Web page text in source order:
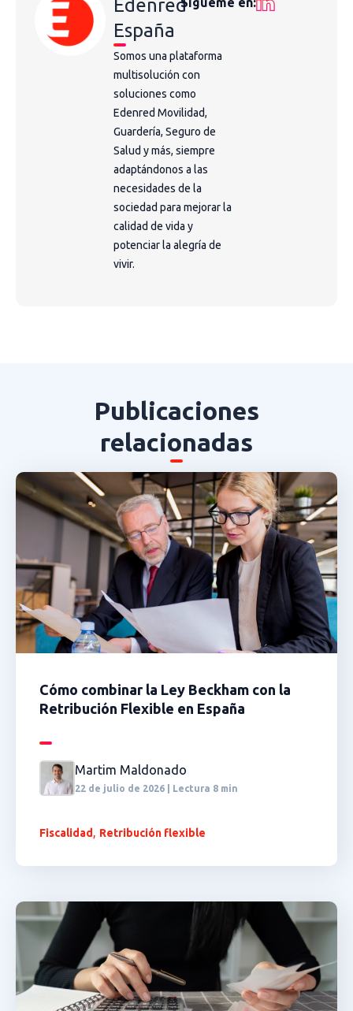
Edenred
España
Somos una plataforma
multisolución con
soluciones como
Edenred Movilidad,
Guardería, Seguro de
Salud y más, siempre
adaptándonos a las
necesidades de la
sociedad para mejorar la
calidad de vida y
potenciar la alegría de
vivir.
Publicaciones
relacionadas
Cómo combinar la Ley Beckham con la
Retribución Flexible en España
Martim Maldonado
22 de julio de 2026 | Lectura 8 min
Fiscalidad , Retribución flexible